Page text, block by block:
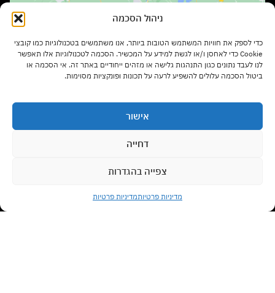
ניהול הסכמה
כדי לספק את חוויות המשתמש הטובות ביותר, אנו משתמשים בטכנולוגיות כמו קובצי
Cookie כדי לאחסן ו/או לגשת למידע על המכשיר. הסכמה לטכנולוגיות אלו תאפשר
לנו לעבד נתונים כגון התנהגות גלישה או מזהים ייחודיים באתר זה. אי הסכמה או
ביטול הסכמה עלולים להשפיע לרעה על תכונות ופונקציות מסוימות.
אישור
דחייה
צפייה בהגדרות
מדיניות פרטיותמדיניות פרטיות
ימים א' – ה' בשעות 9:00 – 17:00
יום ו' בשעות 9:00 – 13:00